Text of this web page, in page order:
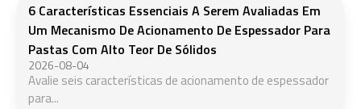
6 Características Essenciais A Serem Avaliadas Em
Um Mecanismo De Acionamento De Espessador Para
Pastas Com Alto Teor De Sólidos
2026-08-04
Avalie seis características de acionamento de espessador
para...